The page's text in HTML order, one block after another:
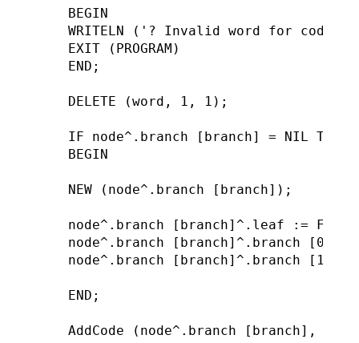
BEGIN
WRITELN ('? Invalid word for code
EXIT (PROGRAM)
END;
DELETE (word, 1, 1);
IF node^.branch [branch] = NIL THEN
BEGIN
NEW (node^.branch [branch]);
node^.branch [branch]^.leaf :=
node^.branch [branch]^.branch [0]
node^.branch [branch]^.branch [1]
END;
AddCode (node^.branch [branch],